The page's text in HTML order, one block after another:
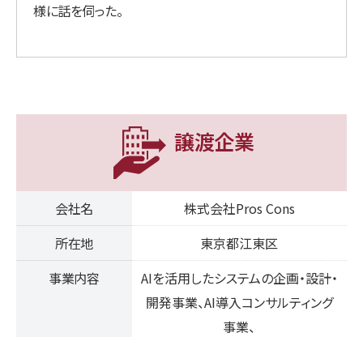
様に話を伺った。
譲渡企業
会社名
株式会社Pros Cons
所在地
東京都江東区
事業内容
AIを活用したシステムの企画・設計・
開発事業、AI導入コンサルティング
事業、